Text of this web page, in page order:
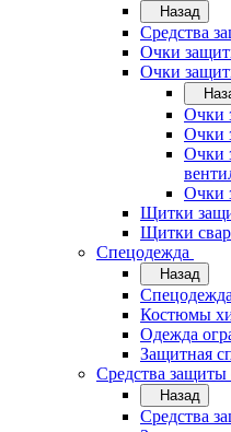
Назад
Средства
Очки
Очки
Очки
Очки
Очки
Очки
Щитки
Щитки
Спецодежда
Назад
Спецодежда
Костюмы
Одежда
Защитная
Средства защиты
Назад
Средства